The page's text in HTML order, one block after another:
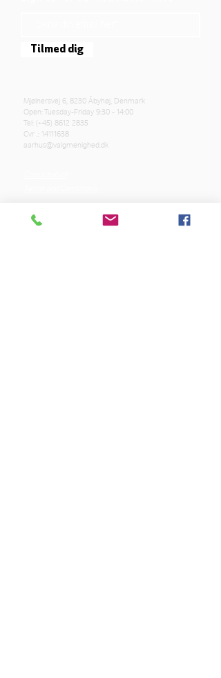
Tilmed dig
Mjølnersvej 6, 8230 Åbyhøj, Denmark
Open: Tuesday-Friday 9:30 - 14:00
Tel: (+45) 8612 2835
Cvr .: 14111638
aarhus@valgmenighed.dk